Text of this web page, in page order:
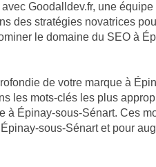
Goodalldev.fr, une équipe
des stratégies novatrices
le domaine du SEO à
de votre marque à
les mots-clés les plus
à Épinay-sous-Sénart. Ces
sous-Sénart et pour